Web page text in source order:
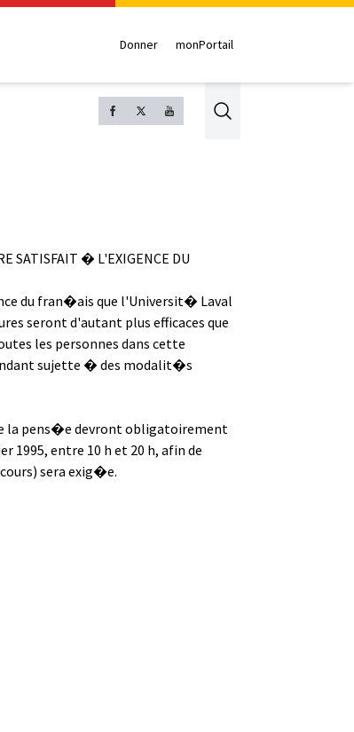
Donner monPortail
Search
SATISFAIT � L'EXIGENCE DU
du fran�ais que l'Universit� Laval
seront d'autant plus efficaces que
les personnes dans cette
sujette � des modalit�s
la pens�e devront obligatoirement
1995, entre 10 h et 20 h, afin de
sera exig�e.